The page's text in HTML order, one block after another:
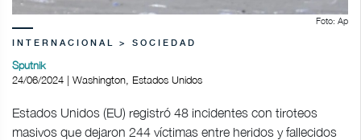
Foto: Ap
INTERNACIONAL > SOCIEDAD
Sputnik
24/06/2024 | Washington, Estados Unidos
Estados Unidos (EU) registró 48 incidentes con tiroteos
masivos que dejaron 244 víctimas entre heridos y fallecidos